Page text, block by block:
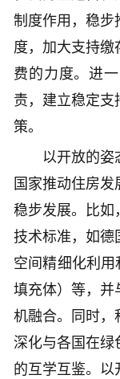
制度作用，稳步
度，加大支持缴
费的力度。进
责，建立稳定支
策。
以开放的姿态
国家推动住房
稳步发展。比如
技术标准，如德
空间精细化利
填充体）等，并
机融合。同时，
深化与各国在绿
的互学互鉴。